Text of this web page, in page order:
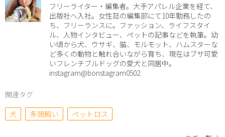
フリーライター・編集者。大手アパレル企業を経て、
出版社へ入社。女性誌の編集部にて10年勤務したの
ち、フリーランスに。ファッション、ライフスタイ
ル、人物インタビュー、ペットの記事などを執筆。幼
い頃から犬、ウサギ、猫、モルモット、ハムスターな
ど多くの動物と触れ合いながら育ち、現在はブサ可愛
いフレンチブルドッグの愛犬と同居中。
instagram@bonstagram0502
関連タグ
犬
多頭飼い ペットロス